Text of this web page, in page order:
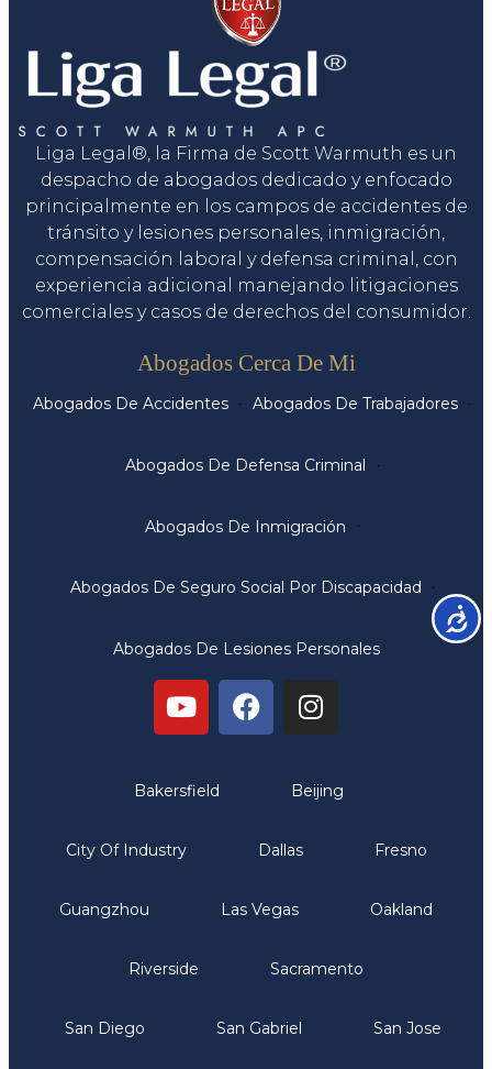
Liga Legal®, la Firma de Scott Warmuth es un
despacho de abogados dedicado y enfocado
principalmente en los campos de accidentes de
tránsito y lesiones personales, inmigración,
compensación laboral y defensa criminal, con
experiencia adicional manejando litigaciones
comerciales y casos de derechos del consumidor.
Abogados Cerca De Mi
Abogados De Accidentes Abogados De Trabajadores
Abogados De Defensa Criminal
Abogados De Inmigración
Abogados De Seguro Social Por Discapacidad
Abogados De Lesiones Personales
Bakersfield Beijing
City Of Industry Dallas Fresno
Guangzhou Las Vegas Oakland
Riverside Sacramento
San Diego San Gabriel San Jose